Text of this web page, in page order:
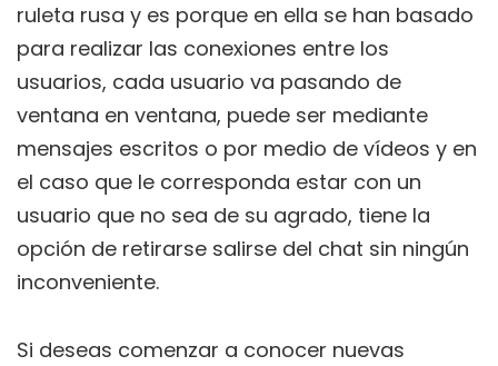
ruleta rusa y es porque en ella se han basado
para realizar las conexiones entre los
usuarios, cada usuario va pasando de
ventana en ventana, puede ser mediante
mensajes escritos o por medio de vídeos y en
el caso que le corresponda estar con un
usuario que no sea de su agrado, tiene la
opción de retirarse salirse del chat sin ningún
inconveniente.
Si deseas comenzar a conocer nuevas